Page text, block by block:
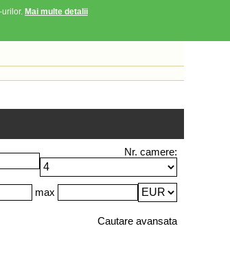
Nr. camere:
max
Cautare avansata
Mai multe detalii